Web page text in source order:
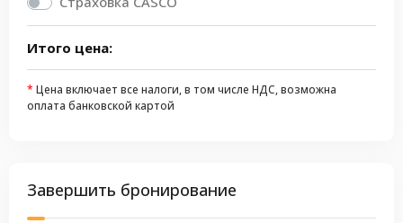
Итого цена:
* Цена включает все налоги, в том числе НДС, возможна
оплата банковской картой
Завершить бронирование